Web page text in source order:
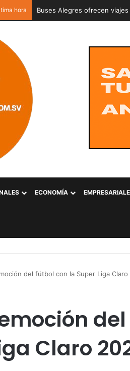
hora Capturan a dos
ECONOMÍA
del fútbol con la Super Liga Claro
Claro